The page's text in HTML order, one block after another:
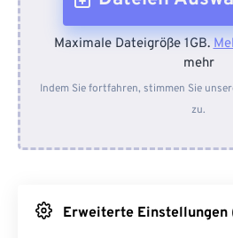
Vom Gerät
Von Dropbox
Maximale Dateigröße 1GB.
mehr
Indem Sie fortfahren, stimmen Sie
zu.
Erweiterte Einstellungen